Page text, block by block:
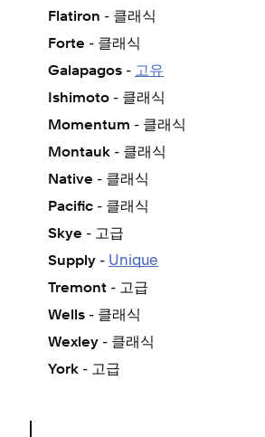
Flatiron - 클래식
Forte - 클래식
Galapagos - 고유
Ishimoto - 클래식
Momentum - 클래식
Montauk - 클래식
Native - 클래식
Pacific - 클래식
Skye - 고급
Supply - Unique
Tremont - 고급
Wells - 클래식
Wexley - 클래식
York - 고급